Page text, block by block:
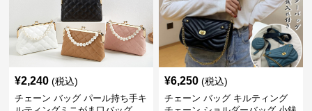
¥2,240 (税込)
チェーン バッグ パール持ち手キ
¥6,250 (税込)
チェーン バッグ キルティング